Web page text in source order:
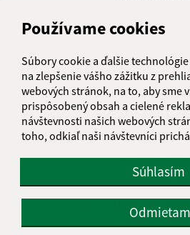
Používame cookies
Súbory cookie a ďalšie
na zlepšenie vášho zážitku z
webových stránok, na to, aby sme
prispôsobený obsah a cielené
návštevnosti našich webových
toho, odkiaľ naši návštevníci
Súhlasím
Odmietam
Aktualizované:
RSS
Správca
Správca obsahu je
Vytvorené v súlade s
elektronických
web portál webhosting
spoločnosť